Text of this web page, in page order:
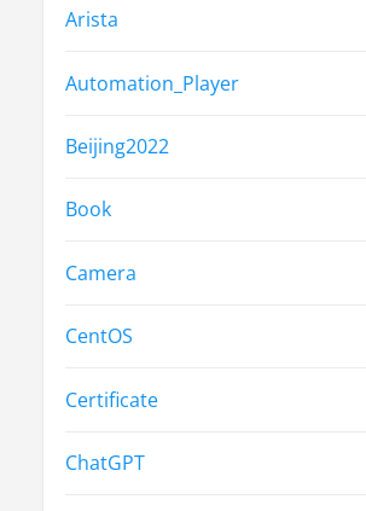
Arista
Automation_Player
Beijing2022
Book
Camera
CentOS
Certificate
ChatGPT